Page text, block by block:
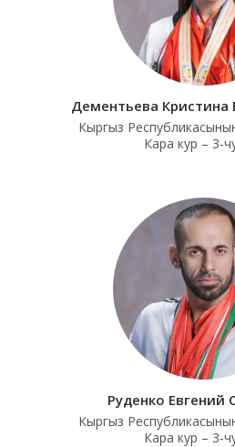
Дементьева
Кыргыз
Кара кур – 3-
Руденко Евгений
Кыргыз
Кара кур – 3-